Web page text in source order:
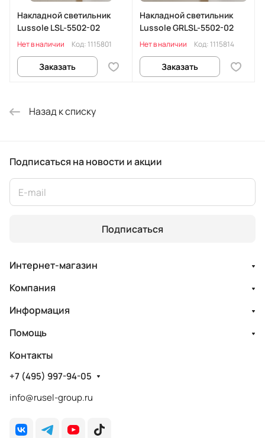
Накладной светильник
Lussole LSL-5502-02
Нет в наличии Код: 1115801
Заказать
Накладной светильник
Lussole GRLSL-5502-02
Нет в наличии Код: 1115814
Заказать
Назад к списку
Подписаться на новости и акции
Подписаться
Интернет-магазин
Компания
Информация
Помощь
Контакты
+7 (495) 997-94-05
info@rusel-group.ru